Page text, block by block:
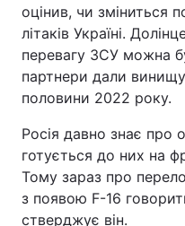
оцінив, чи зміниться
літаків Україні.
перевагу ЗСУ можна
партнери дали
половини 2022 року.
Росія давно знає про
готується до них на
Тому зараз про
з появою F-16
стверджує він.